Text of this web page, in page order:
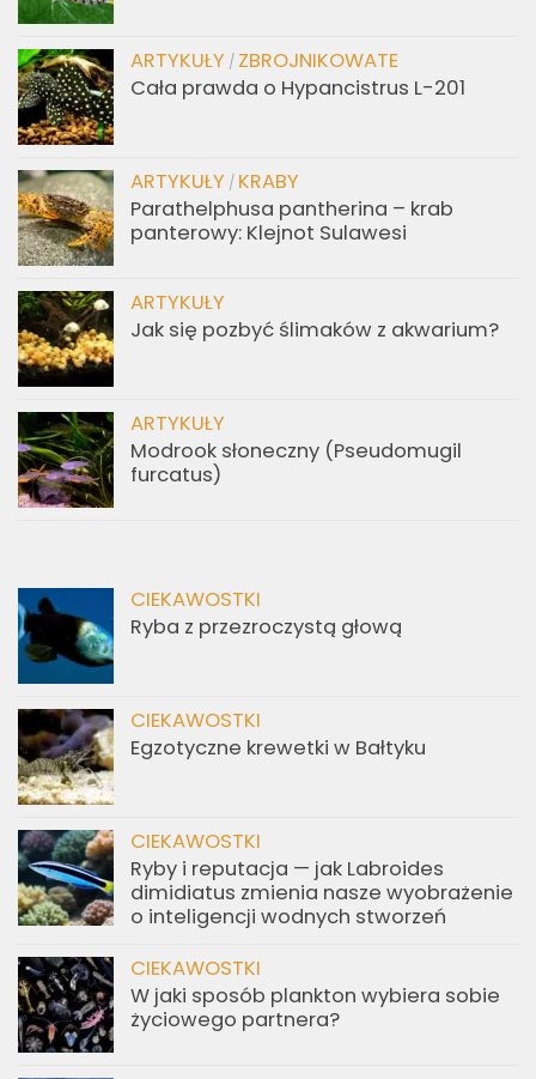
ARTYKUŁY / ZBROJNIKOWATE
Cała prawda o Hypancistrus L-201
ARTYKUŁY / KRABY
Parathelphusa pantherina – krab
panterowy: Klejnot Sulawesi
ARTYKUŁY
Jak się pozbyć ślimaków z akwarium?
ARTYKUŁY
Modrook słoneczny (Pseudomugil
furcatus)
CIEKAWOSTKI
Ryba z przezroczystą głową
CIEKAWOSTKI
Egzotyczne krewetki w Bałtyku
CIEKAWOSTKI
Ryby i reputacja — jak Labroides
dimidiatus zmienia nasze wyobrażenie
o inteligencji wodnych stworzeń
CIEKAWOSTKI
W jaki sposób plankton wybiera sobie
życiowego partnera?